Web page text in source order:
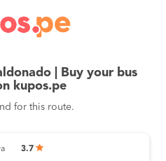
| Buy your bus
kupos.pe
for this route.
3.7